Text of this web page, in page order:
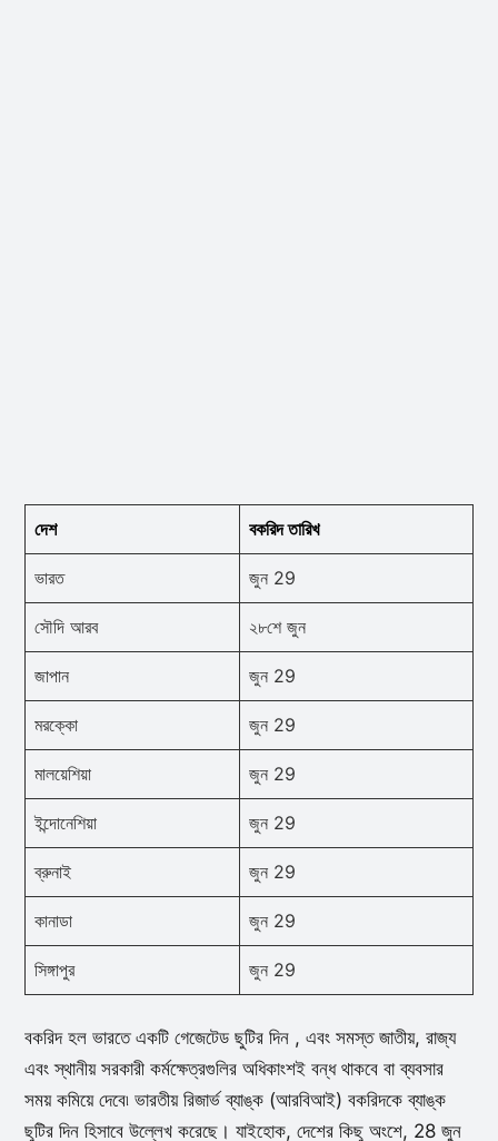
দেশ বকরিদ তারিখ
ভারত জুন 29
সৌদি আরব ২৮শে জুন
জাপান জুন 29
মরক্কো জুন 29
মালয়েশিয়া জুন 29
ইন্দোনেশিয়া জুন 29
ব্রুনাই জুন 29
কানাডা জুন 29
সিঙ্গাপুর জুন 29
বকরিদ হল ভারতে একটি গেজেটেড ছুটির দিন , এবং সমস্ত জাতীয়, রাজ্য
এবং স্থানীয় সরকারী কর্মক্ষেত্রগুলির অধিকাংশই বন্ধ থাকবে বা ব্যবসার
সময় কমিয়ে দেবে৷ ভারতীয় রিজার্ভ ব্যাঙ্ক (আরবিআই) বকরিদকে ব্যাঙ্ক
ছুটির দিন হিসাবে উল্লেখ করেছে। যাইহোক, দেশের কিছু অংশে, 28 জুন